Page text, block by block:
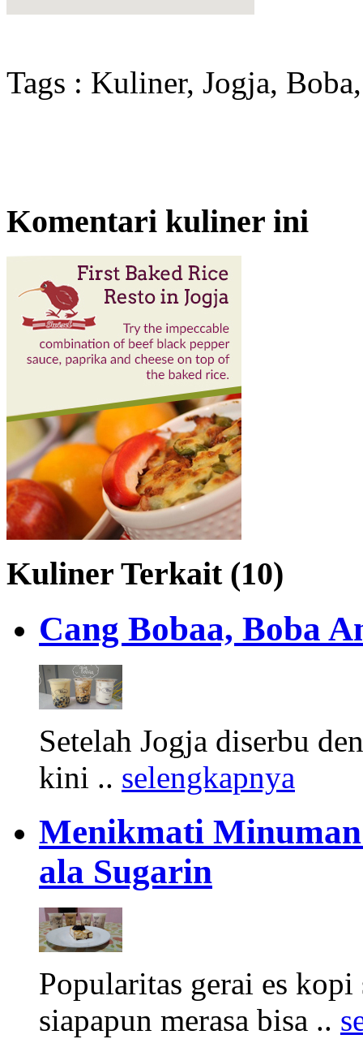
Tags : Kuliner, Jogja,
Komentari kuliner ini
Kuliner Terkait (10)
Cang Bobaa, Boba
Setelah Jogja diserbu
kini .. selengkapnya
Menikmati Minuman
ala Sugarin
Popularitas gerai es
siapapun merasa bisa ..